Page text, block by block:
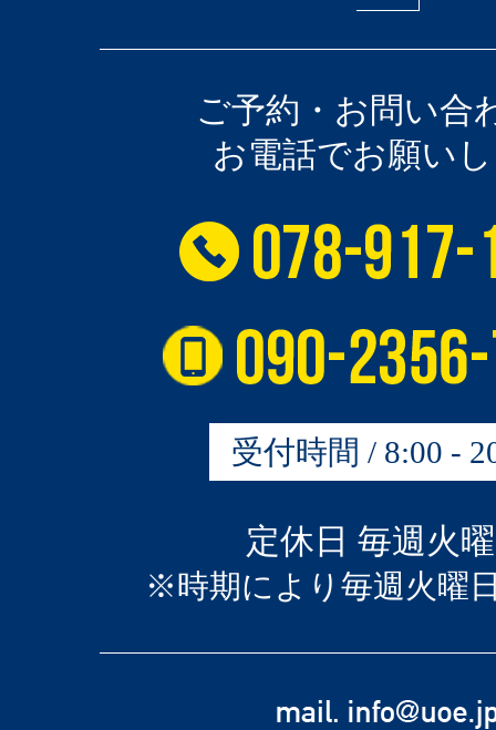
ご予約・お問い合
お電話でお願い
受付時間 / 8:00 -
定休日 毎週火
※時期により毎週火曜